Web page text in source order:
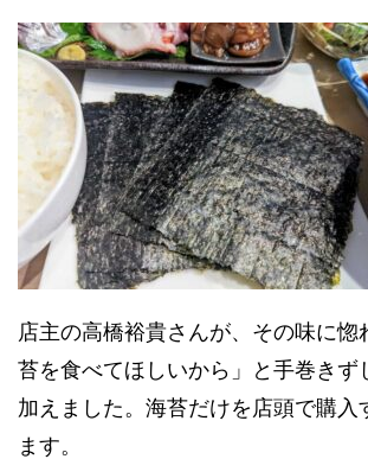
店主の高橋裕貴さんが、その味に惚
苔を食べてほしいから」と手巻きず
加えました。海苔だけを店頭で購入
ます。